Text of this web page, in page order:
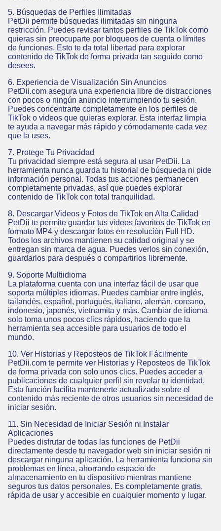
5. Búsquedas de Perfiles Ilimitadas
PetDii permite búsquedas ilimitadas sin ninguna
restricción. Puedes revisar tantos perfiles de TikTok como
quieras sin preocuparte por bloqueos de cuenta o límites
de funciones. Esto te da total libertad para explorar
contenido de TikTok de forma privada tan seguido como
desees.
6. Experiencia de Visualización Sin Anuncios
PetDii.com asegura una experiencia libre de distracciones
con pocos o ningún anuncio interrumpiendo tu sesión.
Puedes concentrarte completamente en los perfiles de
TikTok o videos que quieras explorar. Esta interfaz limpia
te ayuda a navegar más rápido y cómodamente cada vez
que la uses.
7. Protege Tu Privacidad
Tu privacidad siempre está segura al usar PetDii. La
herramienta nunca guarda tu historial de búsqueda ni pide
información personal. Todas tus acciones permanecen
completamente privadas, así que puedes explorar
contenido de TikTok con total tranquilidad.
8. Descargar Videos y Fotos de TikTok en Alta Calidad
PetDii te permite guardar tus videos favoritos de TikTok en
formato MP4 y descargar fotos en resolución Full HD.
Todos los archivos mantienen su calidad original y se
entregan sin marca de agua. Puedes verlos sin conexión,
guardarlos para después o compartirlos libremente.
9. Soporte Multiidioma
La plataforma cuenta con una interfaz fácil de usar que
soporta múltiples idiomas. Puedes cambiar entre inglés,
tailandés, español, portugués, italiano, alemán, coreano,
indonesio, japonés, vietnamita y más. Cambiar de idioma
solo toma unos pocos clics rápidos, haciendo que la
herramienta sea accesible para usuarios de todo el
mundo.
10. Ver Historias y Reposteos de TikTok Fácilmente
PetDii.com te permite ver Historias y Reposteos de TikTok
de forma privada con solo unos clics. Puedes acceder a
publicaciones de cualquier perfil sin revelar tu identidad.
Esta función facilita mantenerte actualizado sobre el
contenido más reciente de otros usuarios sin necesidad de
iniciar sesión.
11. Sin Necesidad de Iniciar Sesión ni Instalar
Aplicaciones
Puedes disfrutar de todas las funciones de PetDii
directamente desde tu navegador web sin iniciar sesión ni
descargar ninguna aplicación. La herramienta funciona sin
problemas en línea, ahorrando espacio de
almacenamiento en tu dispositivo mientras mantiene
seguros tus datos personales. Es completamente gratis,
rápida de usar y accesible en cualquier momento y lugar.